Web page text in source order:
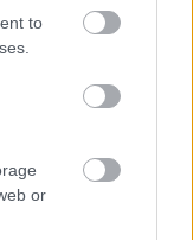
to
or
μόρια)
-